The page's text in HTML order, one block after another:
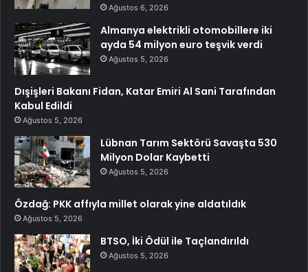
Ağustos 6, 2026
Almanya elektrikli otomobillere iki
ayda 54 milyon euro teşvik verdi
Ağustos 5, 2026
Dışişleri Bakanı Fidan, Katar Emiri Al Sani Tarafından
Kabul Edildi
Ağustos 5, 2026
Lübnan Tarım Sektörü Savaşta 530
Milyon Dolar Kaybetti
Ağustos 5, 2026
Özdağ: PKK affıyla millet olarak yine aldatıldık
Ağustos 5, 2026
BTSO, İki Ödül ile Taçlandırıldı
Ağustos 5, 2026